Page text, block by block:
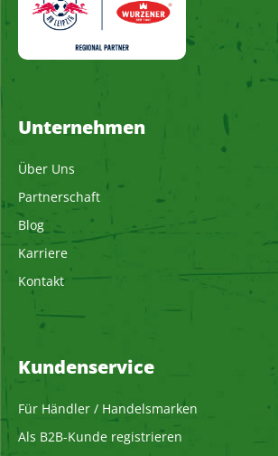
Unternehmen
Über Uns
Partnerschaft
Blog
Karriere
Kontakt
Kundenservice
Für Händler / Handelsmarken
Als B2B-Kunde registrieren